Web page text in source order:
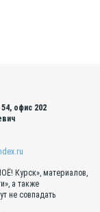
офис 202
Курск», материалов,
а также
не совпадать